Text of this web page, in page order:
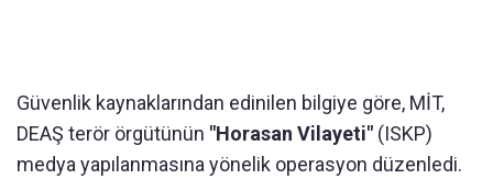
Güvenlik kaynaklarından edinilen bilgiye göre, MİT,
DEAŞ terör örgütünün "Horasan Vilayeti" (ISKP)
medya yapılanmasına yönelik operasyon düzenledi.